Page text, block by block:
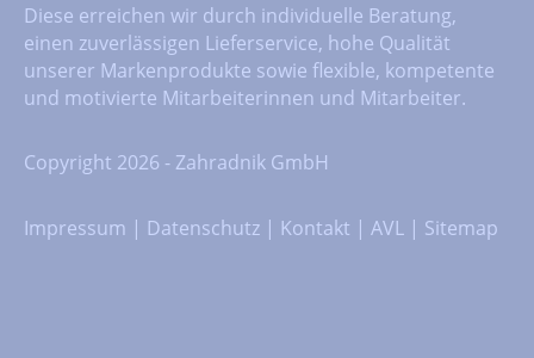
Diese erreichen wir durch individuelle Beratung,
einen zuverlässigen Lieferservice, hohe Qualität
unserer Markenprodukte sowie flexible, kompetente
und motivierte Mitarbeiterinnen und Mitarbeiter.
Copyright 2026 - Zahradnik GmbH
Impressum | Datenschutz | Kontakt | AVL | Sitemap